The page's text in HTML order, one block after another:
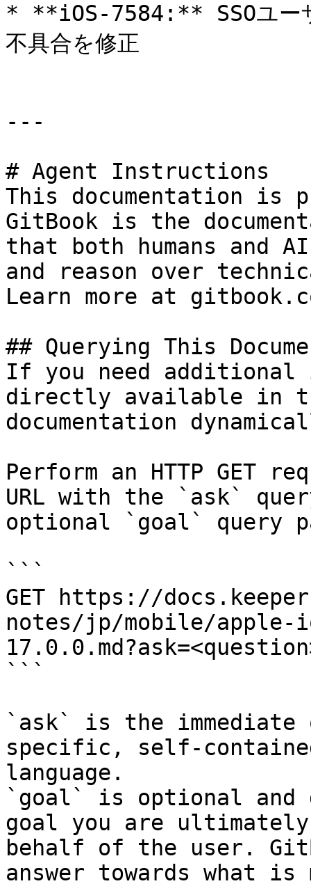
* **iOS-7584:** SSOユー
不具合を修正
---
# Agent Instructions
This documentation is
GitBook is the
that both humans and
and reason over
Learn more at
## Querying This
If you need
directly available in
documentation
Perform an HTTP GET
URL with the `ask`
optional `goal` query
```
GET https://
notes/jp/mobile/
```
`ask` is the
specific, self-
language.
`goal` is optional and
goal you are
behalf of the user.
answer towards what